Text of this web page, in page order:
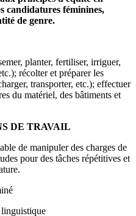
candidatures féminines,
de genre.
planter, fertiliser, irriguer,
récolter et préparer les
transporter, etc.); effectuer
du matériel, des bâtiments et
DE TRAVAIL
de manipuler des charges de
pour des tâches répétitives et